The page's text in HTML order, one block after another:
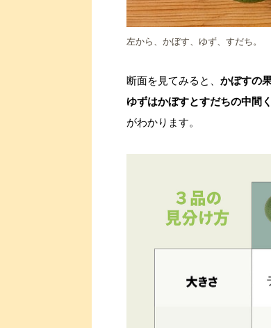
左から、かぼす、ゆず、すだち。
断面を見てみると、 かぼすの
ゆずはかぼすとすだちの中間
がわかります。